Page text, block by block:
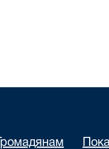
Громадянам